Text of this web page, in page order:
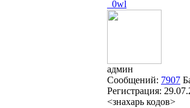
_0wl
админ
Сообщений: 7907
Регистрация:
<знахарь кодов>